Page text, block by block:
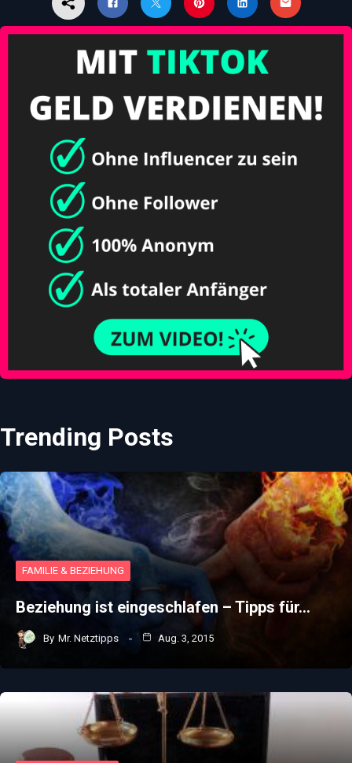
Trending Posts
FAMILIE & BEZIEHUNG
Beziehung ist eingeschlafen – Tipps für…
By Mr. Netztipps Aug. 3, 2015